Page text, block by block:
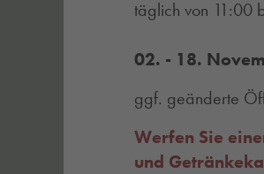
täglich von 11:00
02. - 18.
ggf. geänderte
Werfen Sie
und